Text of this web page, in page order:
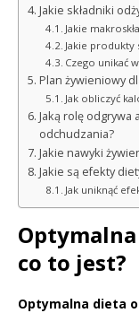
Jakie składniki
Jakie
Jakie produkty
Czego unikać
Plan żywieniowy
Jak obliczyć
Jaką rolę odgrywa
odchudzania?
Jakie nawyki
Jakie są efekty
Jak uniknąć
co to jest?
Optymalna dieta